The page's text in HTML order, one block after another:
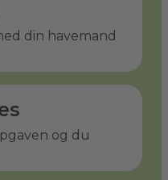
din havemand
og du